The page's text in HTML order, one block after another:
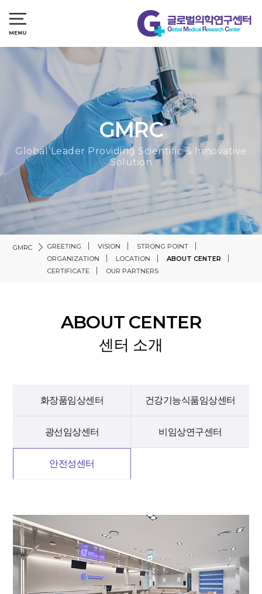
GMRC
Global Leader Providing Scientific & Innovative
Solution
GMRC GREETING VISION
STRONG POINT
ORGANIZATION
LOCATION
ABOUT CENTER
CERTIFICATE
OUR PARTNERS
ABOUT CENTER
센터 소개
화장품임상센터 건강기능식품임상센터
광선임상센터 비임상연구센터
안전성센터